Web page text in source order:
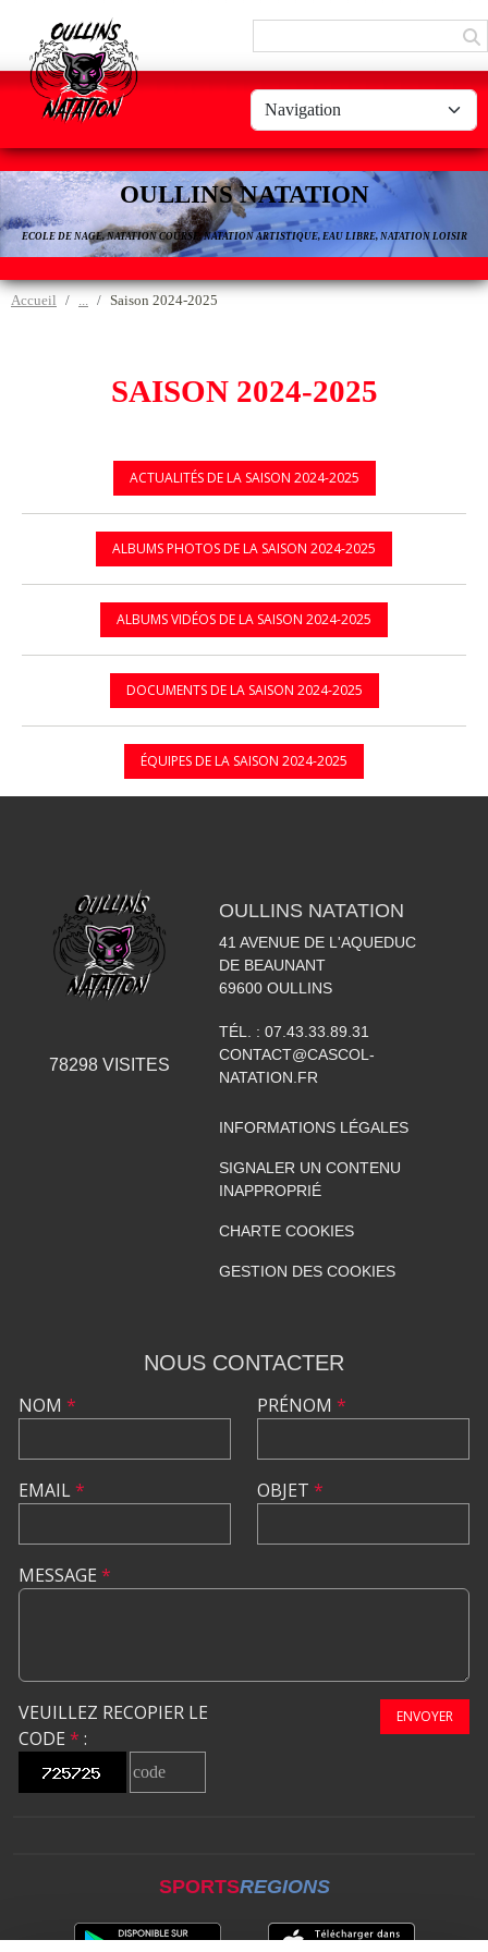
OULLINS NATATION
ECOLE DE NAGE, NATATION COURSE, NATATION ARTISTIQUE, EAU LIBRE, NATATION LOISIR
Accueil Saison 2024-2025
SAISON 2024-2025
ACTUALITÉS DE LA SAISON 2024-2025
ALBUMS PHOTOS DE LA SAISON 2024-2025
ALBUMS VIDÉOS DE LA SAISON 2024-2025
DOCUMENTS DE LA SAISON 2024-2025
ÉQUIPES DE LA SAISON 2024-2025
78298VISITES
OULLINS NATATION
41 AVENUE DE L'AQUEDUC
DE BEAUNANT
69600 OULLINS
TÉL. : 07.43.33.89.31
CONTACT@CASCOL-
NATATION.FR
INFORMATIONS LÉGALES
SIGNALER UN CONTENU
INAPPROPRIÉ
CHARTE COOKIES
GESTION DES COOKIES
NOUS CONTACTER
NOM *
EMAIL*
PRÉNOM *
OBJET *
MESSAGE *
VEUILLEZ RECOPIER LE
CODE * :
ENVOYER
SPORTSREGIONS